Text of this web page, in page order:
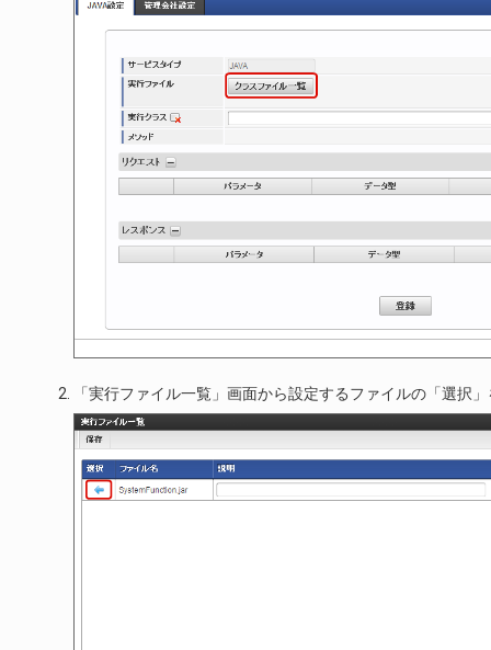
「実行ファイル一覧」画面から設定するファイルの「選択